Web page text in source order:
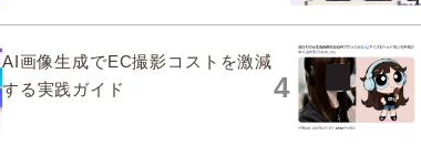
AI画像生成でEC撮影コストを激減
する実践ガイド
4